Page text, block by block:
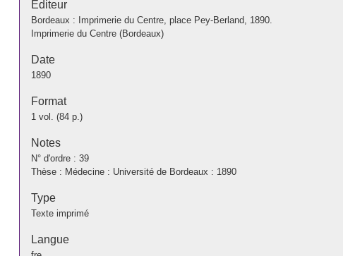
Éditeur
Bordeaux : Imprimerie du Centre, place Pey-Berland, 1890.
Imprimerie du Centre (Bordeaux)
Date
1890
Format
1 vol. (84 p.)
Notes
N° d'ordre : 39
Thèse : Médecine : Université de Bordeaux : 1890
Type
Texte imprimé
Langue